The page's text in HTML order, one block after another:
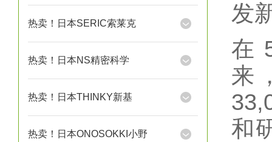
热卖！日本SERIC索莱克
热卖！日本NS精密科学
热卖！日本THINKY新基
热卖！日本ONOSOKKI小野
发
在
来
和